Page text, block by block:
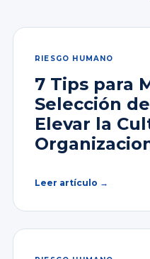
RIESGO HUMANO
7 Tips para
Selección
Elevar la
Leer artículo →